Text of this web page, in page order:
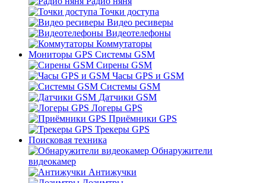
Точки доступа
Видео ресиверы
Видеотелефоны
Коммутаторы
Мониторы GPS Системы GSM
Сирены GSM
Часы GPS и GSM
Системы GSM
Датчики GSM
Логеры GPS
Приёмники GPS
Трекеры GPS
Поисковая техника
Обнаружители
видеокамер
Антижучки